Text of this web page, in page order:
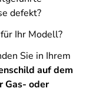
defekt?
Ihr Modell?
Sie in Ihrem
auf dem
Gas- oder